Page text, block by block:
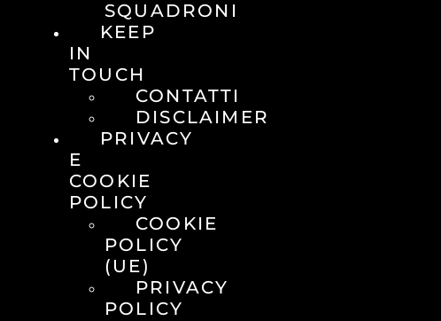
SQUADRONI
KEEP
IN
TOUCH
CONTATTI
DISCLAIMER
PRIVACY
E
COOKIE
POLICY
COOKIE
POLICY
(UE)
PRIVACY
POLICY